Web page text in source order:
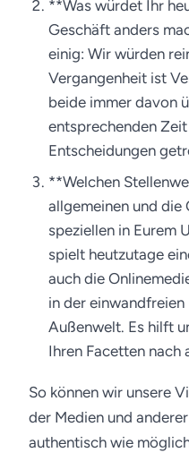
**Was würdet Ihr
Geschäft anders
einig: Wir würden
Vergangenheit ist
beide immer davon
entsprechenden
Entscheidungen
**Welchen
allgemeinen und die
speziellen in Eurem
spielt heutzutage
auch die
in der
Außenwelt. Es hilft
Ihren Facetten nach
So können wir unsere
der Medien und
authentisch wie